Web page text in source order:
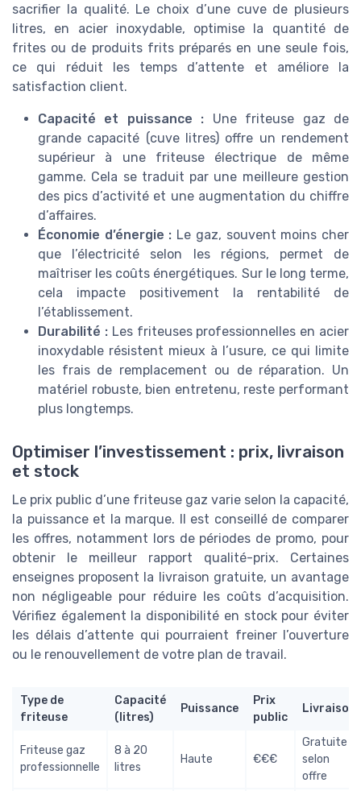
sacrifier la qualité. Le choix d’une cuve de plusieurs
litres, en acier inoxydable, optimise la quantité de
frites ou de produits frits préparés en une seule fois,
ce qui réduit les temps d’attente et améliore la
satisfaction client.
Capacité et puissance : Une friteuse gaz de
grande capacité (cuve litres) offre un rendement
supérieur à une friteuse électrique de même
gamme. Cela se traduit par une meilleure gestion
des pics d’activité et une augmentation du chiffre
d’affaires.
Économie d’énergie : Le gaz, souvent moins cher
que l’électricité selon les régions, permet de
maîtriser les coûts énergétiques. Sur le long terme,
cela impacte positivement la rentabilité de
l’établissement.
Durabilité :Les friteuses professionnelles en acier
inoxydable résistent mieux à l’usure, ce qui limite
les frais de remplacement ou de réparation. Un
matériel robuste, bien entretenu, reste performant
plus longtemps.
Optimiser l’investissement : prix, livraison
et stock
Le prix public d’une friteuse gaz varie selon la capacité,
la puissance et la marque. Il est conseillé de comparer
les offres, notamment lors de périodes de promo, pour
obtenir le meilleur rapport qualité-prix. Certaines
enseignes proposent la livraison gratuite, un avantage
non négligeable pour réduire les coûts d’acquisition.
Vérifiez également la disponibilité en stock pour éviter
les délais d’attente qui pourraient freiner l’ouverture
ou le renouvellement de votre plan de travail.
Type de
friteuse
Capacité
(litres)
Puissance
Prix
public
Livraison
Friteuse gaz
professionnelle
8 à 20
litres
Haute €€€
Gratuite
selon
offre